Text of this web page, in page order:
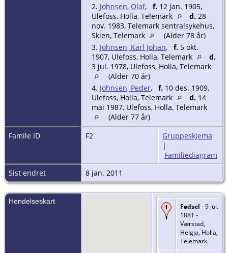
2. Johnsen, Olaf, f. 12 jan. 1905,
Ulefoss, Holla, Telemark
d. 28
nov. 1983, Telemark sentralsykehus,
Skien, Telemark
(Alder 78 år)
3. Johnsen, Karl Johan, f. 5 okt.
1907, Ulefoss, Holla, Telemark
d.
3 jul. 1978, Ulefoss, Holla, Telemark
(Alder 70 år)
4. Johnsen, Peder, f. 10 des. 1909,
Ulefoss, Holla, Telemark
d. 14
mai 1987, Ulefoss, Holla, Telemark
(Alder 77 år)
Famile ID
F2
Gruppeskjema
|
Familiediagram
Sist endret
8 jan. 2011
Hendelseskart
Fødsel - 9 jul.
1881 -
Værstad,
Helgja, Holla,
Telemark